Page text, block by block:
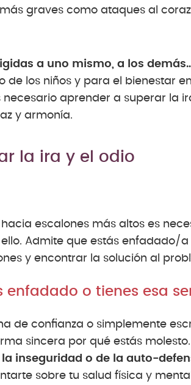
graves como ataques al
a uno mismo, a los
de los niños y para el bienestar
necesario aprender a superar la
y armonía.
la ira y el odio
escalones más altos es
Admite que estás enfadado/
y encontrar la solución al
enfadado o tienes esa
de confianza o simplemente
sincera por qué estás
inseguridad o de la auto-
sobre tu salud física y